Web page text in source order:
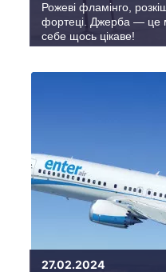
Рожеві фламінго,
фортеці. Джерба — це
себе щось цікаве!
27.02.2024